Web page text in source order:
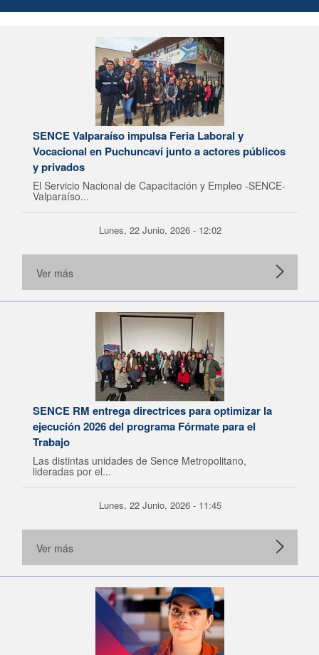
SENCE Valparaíso impulsa Feria Laboral y
Vocacional en Puchuncaví junto a actores públicos
y privados
El Servicio Nacional de Capacitación y Empleo -SENCE-
Valparaíso...
Lunes, 22 Junio, 2026 - 12:02
Ver más
SENCE RM entrega directrices para optimizar la
ejecución 2026 del programa Fórmate para el
Trabajo
Las distintas unidades de Sence Metropolitano,
lideradas por el...
Lunes, 22 Junio, 2026 - 11:45
Ver más